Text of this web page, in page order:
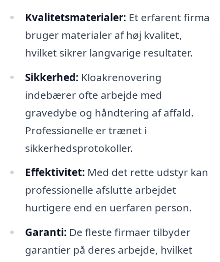
Kvalitetsmaterialer: Et erfarent firma
bruger materialer af høj kvalitet,
hvilket sikrer langvarige resultater.
Sikkerhed: Kloakrenovering
indebærer ofte arbejde med
gravedybe og håndtering af affald.
Professionelle er trænet i
sikkerhedsprotokoller.
Effektivitet: Med det rette udstyr kan
professionelle afslutte arbejdet
hurtigere end en uerfaren person.
Garanti: De fleste firmaer tilbyder
garantier på deres arbejde, hvilket